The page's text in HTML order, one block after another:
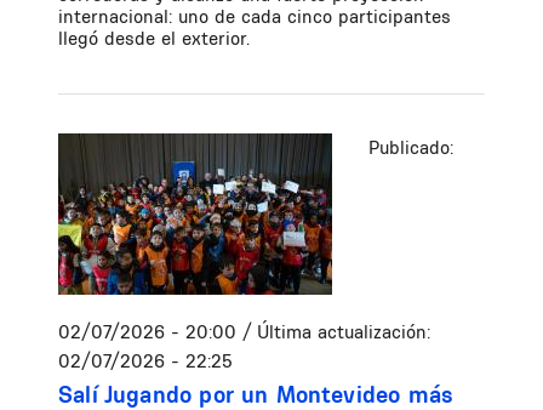
internacional: uno de cada cinco participantes
llegó desde el exterior.
Publicado:
02/07/2026 - 20:00 / Última actualización:
02/07/2026 - 22:25
Salí Jugando por un Montevideo más